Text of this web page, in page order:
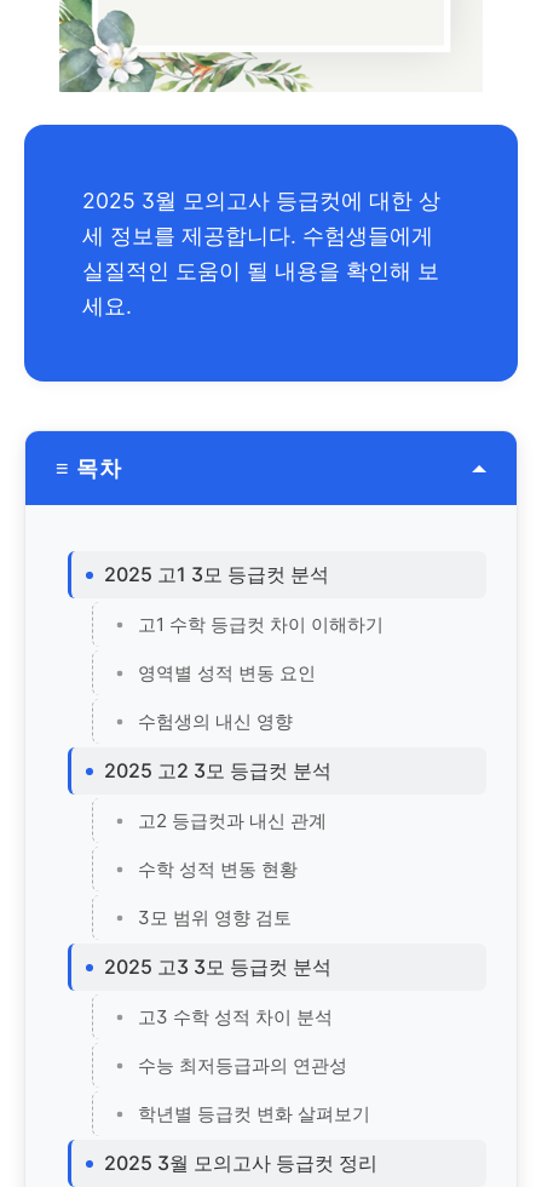
2025 3월 모의고사 등급컷에 대한 상
세 정보를 제공합니다. 수험생들에게
실질적인 도움이 될 내용을 확인해 보
세요.
≡ 목차
2025 고1 3모 등급컷 분석
고1 수학 등급컷 차이 이해하기
영역별 성적 변동 요인
수험생의 내신 영향
2025 고2 3모 등급컷 분석
고2 등급컷과 내신 관계
수학 성적 변동 현황
3모 범위 영향 검토
2025 고3 3모 등급컷 분석
고3 수학 성적 차이 분석
수능 최저등급과의 연관성
학년별 등급컷 변화 살펴보기
2025 3월 모의고사 등급컷 정리